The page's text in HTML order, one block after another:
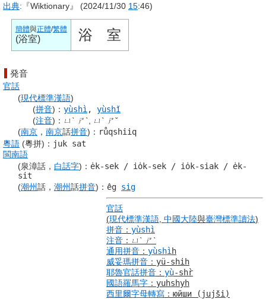
出典:『Wiktionary』 (2024/11/30 15:46)
簡體與正體/繁體
(浴室) 浴 室
発音
官話
(現代標準漢語)
(拼音) ： yùshì , yùshǐ
(注音) ： ㄩˋ ㄕˋ, ㄩˋ ㄕˇ
(南京 ， 南京話拼音) ： růqshiiq
粵語 (粵拼) ： juk sat
閩南語
(泉漳話， 白話字) ： e̍k-sek / io̍k-sek / io̍k-siak / e̍k-
sit
(潮州話， 潮州話拼音) ： êg sig
官話
(現代標準漢語 中國大陸與臺灣標準讀法)
拼音 ： yùshì
注音 ： ㄩˋ ㄕˋ
通用拼音 ： yùshì h
威妥瑪拼音 ： yü-shih
耶魯官話拼音 ： yù-shr̀
國語羅馬字 ： yuhshyh
西里爾字母轉寫 ： юйши
(jujši)